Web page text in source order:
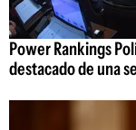
Power Rankings
destacado de una